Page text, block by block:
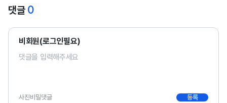
댓글 0
비회원(로그인필요)
사진비밀댓글 등록